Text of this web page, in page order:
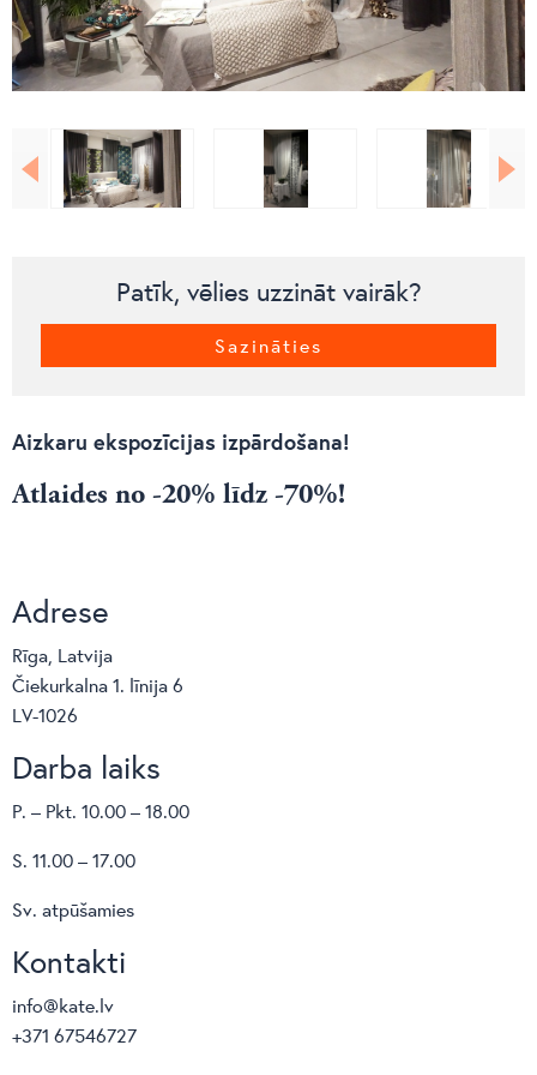
Patīk, vēlies uzzināt vairāk?
Sazināties
Aizkaru ekspozīcijas izpārdošana!
Atlaides no -20% līdz -70%!
Adrese
Rīga, Latvija
Čiekurkalna 1. līnija 6
LV-1026
Darba laiks
P. – Pkt. 10.00 – 18.00
S. 11.00 – 17.00
Sv. atpūšamies
Kontakti
info@kate.lv
+371 67546727